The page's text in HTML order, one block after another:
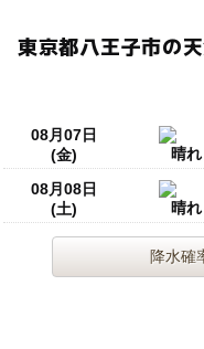
東京都八王子市の
08月07日
(金)
晴れ
08月08日
(土)
晴れ
降水確